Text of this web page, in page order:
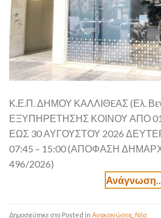
Κ.Ε.Π. ΔΗΜΟΥ ΚΑΛΛΙΘEΑΣ (Ελ.
ΕΞΥΠΗΡΕΤΗΣΗΣ ΚΟΙΝΟΥ ΑΠΟ
ΕΩΣ 30 ΑΥΓΟΥΣΤΟΥ 2026
07:45 – 15:00 (ΑΠΟΦΑΣΗ
496/2026)
Posted in Ανακοινώσεις Νέα